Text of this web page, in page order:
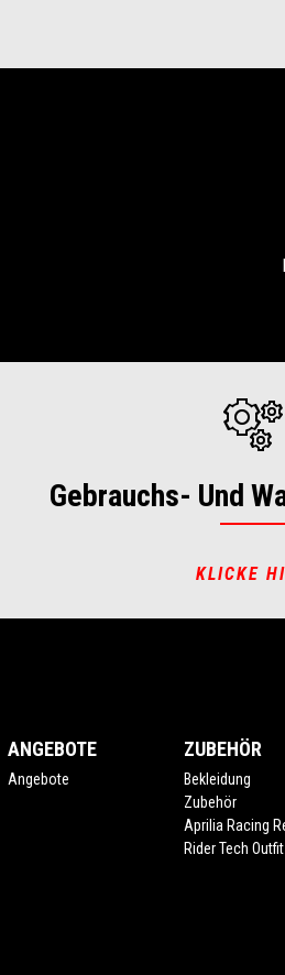
Gebrauchs- Und
KLICKE
ANGEBOTE
Angebote
ZUBEHÖR
Bekleidung
Zubehör
Aprilia Racing
Rider Tech Outfit